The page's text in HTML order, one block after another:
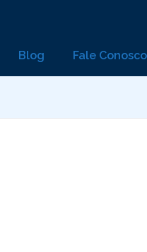
Blog Fale Conosco